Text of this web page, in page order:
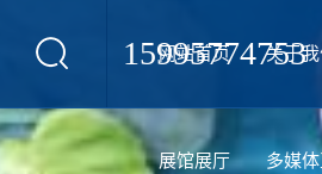
15995774753
网站首页 关于
展馆展厅 多媒